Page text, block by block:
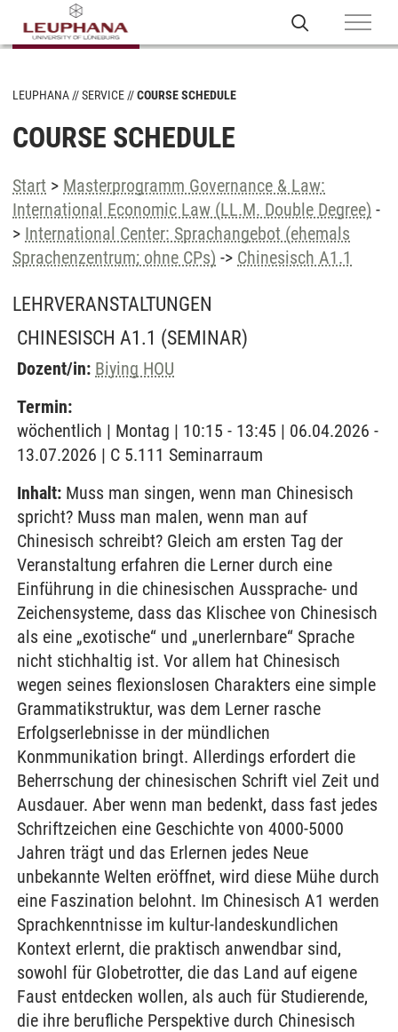
LEUPHANA SERVICE COURSE SCHEDULE
COURSE SCHEDULE
Start > Masterprogramm Governance & Law:
International Economic Law (LL.M. Double Degree) -
> International Center: Sprachangebot (ehemals
Sprachenzentrum; ohne CPs) -> Chinesisch A1.1
LEHRVERANSTALTUNGEN
CHINESISCH A1.1 (SEMINAR)
Dozent/in: Biying HOU
Termin:
wöchentlich | Montag | 10:15 - 13:45 | 06.04.2026 -
13.07.2026 | C 5.111 Seminarraum
Inhalt: Muss man singen, wenn man Chinesisch
spricht? Muss man malen, wenn man auf
Chinesisch schreibt? Gleich am ersten Tag der
Veranstaltung erfahren die Lerner durch eine
Einführung in die chinesischen Aussprache- und
Zeichensysteme, dass das Klischee von Chinesisch
als eine „exotische“ und „unerlernbare“ Sprache
nicht stichhaltig ist. Vor allem hat Chinesisch
wegen seines flexionslosen Charakters eine simple
Grammatikstruktur, was dem Lerner rasche
Erfolgserlebnisse in der mündlichen
Konmmunikation bringt. Allerdings erfordert die
Beherrschung der chinesischen Schrift viel Zeit und
Ausdauer. Aber wenn man bedenkt, dass fast jedes
Schriftzeichen eine Geschichte von 4000-5000
Jahren trägt und das Erlernen jedes Neue
unbekannte Welten eröffnet, wird diese Mühe durch
eine Faszination belohnt. Im Chinesisch A1 werden
Sprachkenntnisse im kultur-landeskundlichen
Kontext erlernt, die praktisch anwendbar sind,
sowohl für Globetrotter, die das Land auf eigene
Faust entdecken wollen, als auch für Studierende,
die ihre berufliche Perspektive durch Chinesisch